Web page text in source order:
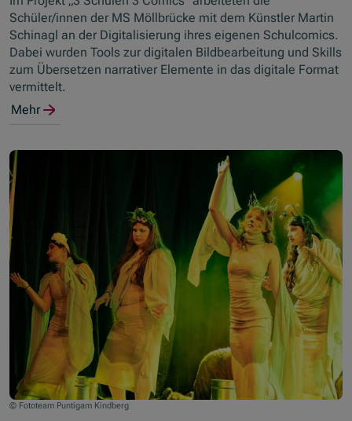
Schüler/innen der MS Möllbrücke mit dem Künstler Martin
Schinagl an der Digitalisierung ihres eigenen Schulcomics.
Dabei wurden Tools zur digitalen Bildbearbeitung und Skills
zum Übersetzen narrativer Elemente in das digitale Format
vermittelt.
Mehr
© Fototeam Puntigam Kindberg